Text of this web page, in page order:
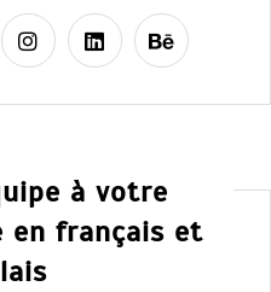
à votre
en français et